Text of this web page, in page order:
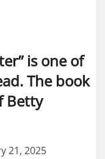
is one of
The book
Betty
21, 2025